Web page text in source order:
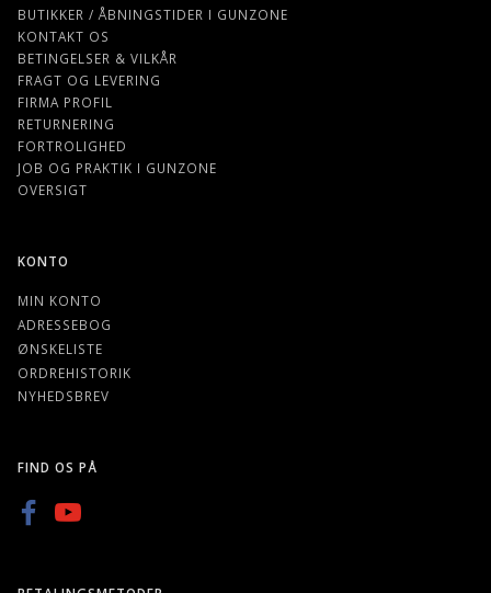
BUTIKKER / ÅBNINGSTIDER I GUNZONE
KONTAKT OS
BETINGELSER & VILKÅR
FRAGT OG LEVERING
FIRMA PROFIL
RETURNERING
FORTROLIGHED
JOB OG PRAKTIK I GUNZONE
OVERSIGT
KONTO
MIN KONTO
ADRESSEBOG
ØNSKELISTE
ORDREHISTORIK
NYHEDSBREV
FIND OS PÅ